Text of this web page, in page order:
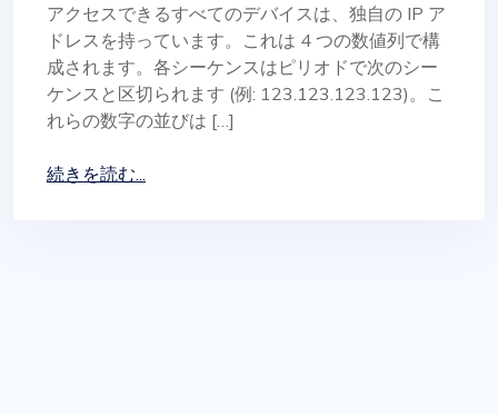
アクセスできるすべてのデバイスは、独自の IP ア
ドレスを持っています。これは 4 つの数値列で構
成されます。各シーケンスはピリオドで次のシー
ケンスと区切られます (例: 123.123.123.123)。こ
れらの数字の並びは […]
続きを読む...